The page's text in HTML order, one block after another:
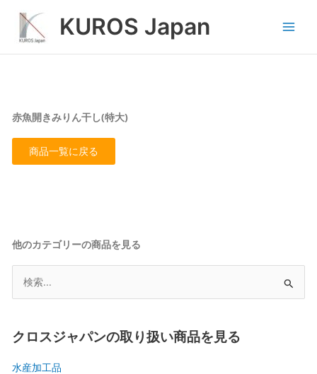
ス
KUROS Japan
赤魚開きみりん干し(特大)
商品一覧に戻る
他のカテゴリーの商品を見る
索
象:
クロスジャパンの取り扱い商品を見る
水産加工品